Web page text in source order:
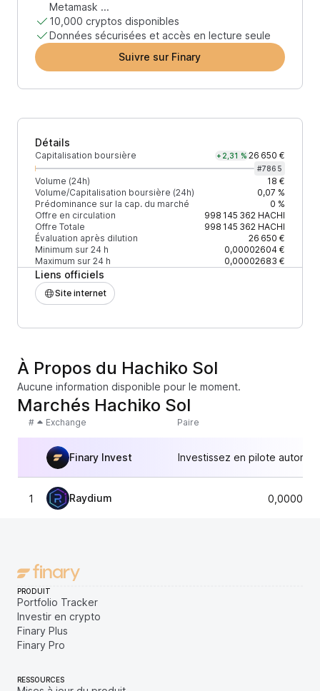
Metamask ...
10,000 cryptos disponibles
Données sécurisées et accès en lecture seule
Suivre sur Finary
Détails
Capitalisation boursière +2,31 % 26 650 €
#7865
Volume (24h)
18 €
Volume/Capitalisation boursière (24h)
0,07 %
Prédominance sur la cap. du marché
0 %
Offre en circulation
998 145 362HACHI
Offre Totale
998 145 362HACHI
Évaluation après dilution
26 650 €
Minimum sur 24 h
0,00002604 €
Maximum sur 24 h
0,00002683 €
Liens officiels
Site internet
À Propos du Hachiko Sol
Aucune information disponible pour le moment.
Marchés Hachiko Sol
# Exchange Paire
Finary Invest Investissez en pilote
1 Raydium
PRODUIT
Portfolio Tracker
Investir en crypto
Finary Plus
Finary Pro
RESSOURCES